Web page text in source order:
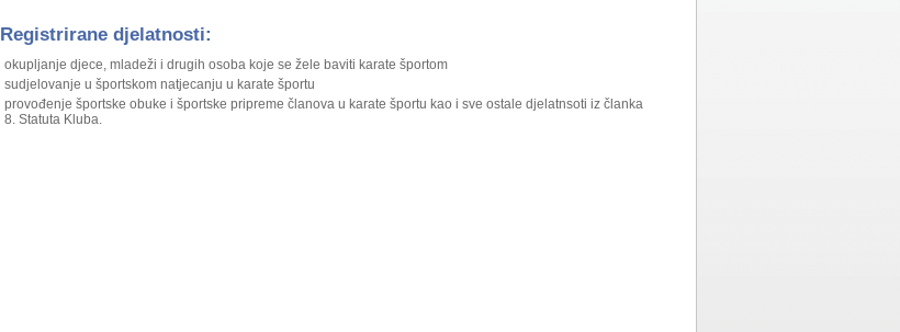
Registrirane djelatnosti:
okupljanje djece, mladeži i drugih osoba koje se žele baviti karate športom
sudjelovanje u športskom natjecanju u karate športu
provođenje športske obuke i športske pripreme članova u karate športu kao i sve ostale djelatnsoti iz članka
8. Statuta Kluba.